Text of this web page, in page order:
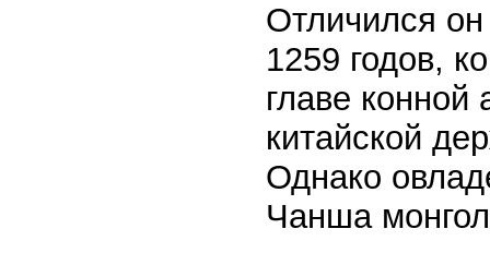
Отличился
1259 годов,
главе конной
китайской
Однако
Чанша